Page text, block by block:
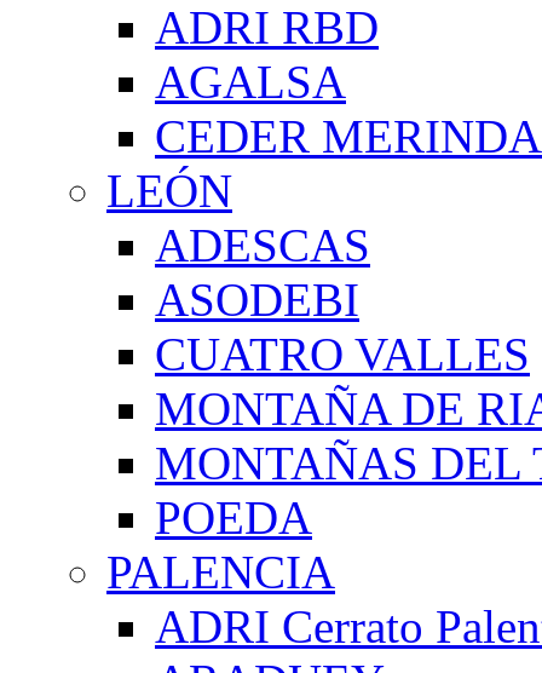
ADRI RBD
AGALSA
CEDER
LEÓN
ADESCAS
ASODEBI
CUATRO VALLES
MONTAÑA DE
MONTAÑAS DEL
POEDA
PALENCIA
ADRI Cerrato